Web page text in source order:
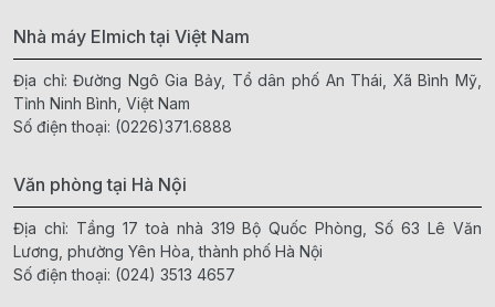
Nhà máy Elmich tại Việt Nam
Địa chỉ: Đường Ngô Gia Bảy, Tổ dân phố An Thái, Xã Bình Mỹ,
Tỉnh Ninh Bình, Việt Nam
Số điện thoại: (0226)371.6888
Văn phòng tại Hà Nội
Địa chỉ: Tầng 17 toà nhà 319 Bộ Quốc Phòng, Số 63 Lê Văn
Lương, phường Yên Hòa, thành phố Hà Nội
Số điện thoại: (024) 3513 4657